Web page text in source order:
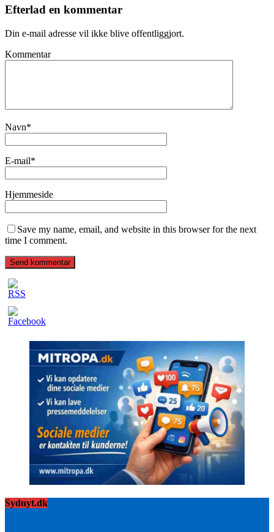
Efterlad en kommentar
Din e-mail adresse vil ikke blive offentliggjort.
Kommentar
Navn*
E-mail*
Hjemmeside
Save my name, email, and website in this browser for the next
time I comment.
Sydnyt.dk